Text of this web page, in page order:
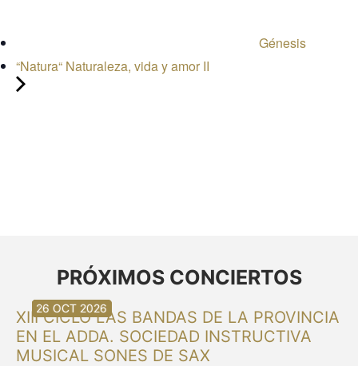
Génesis
“Natura“ Naturaleza, vida y amor II
PRÓXIMOS CONCIERTOS
XIII CICLO LAS BANDAS DE LA PROVINCIA
EN EL ADDA. SOCIEDAD INSTRUCTIVA
MUSICAL SONES DE SAX
30 AGO 2026
30 AGO 2026
13 SEP 2026
20 SEP 2026
20 SEP 2026
26 SEP 2026
03 OCT 2026
16 OCT 2026
26 OCT 2026